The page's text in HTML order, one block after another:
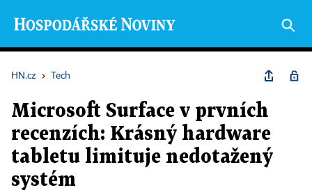
HN.cz › Tech
Microsoft Surface v prvních
recenzích: Krásný hardware
tabletu limituje nedotažený
systém